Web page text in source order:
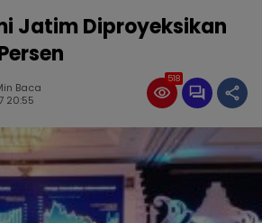
Jatim Diproyeksikan
Baca
20:55
518